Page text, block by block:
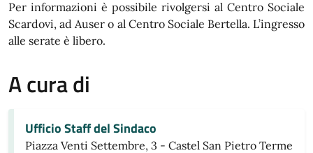
Per informazioni è possibile rivolgersi al Centro Sociale
Scardovi, ad Auser o al Centro Sociale Bertella. L’ingresso
alle serate è libero.
A cura di
Ufficio Staff del Sindaco
Piazza Venti Settembre, 3 - Castel San Pietro Terme